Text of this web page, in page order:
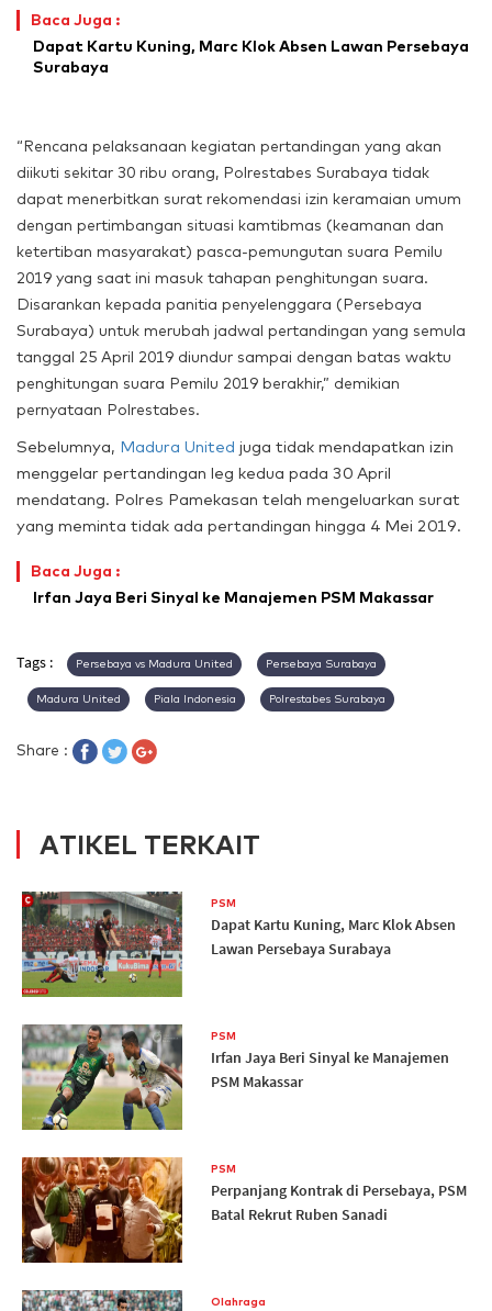
Baca Juga :
Dapat Kartu Kuning, Marc Klok Absen Lawan Persebaya
Surabaya
“Rencana pelaksanaan kegiatan pertandingan yang akan
diikuti sekitar 30 ribu orang, Polrestabes Surabaya tidak
dapat menerbitkan surat rekomendasi izin keramaian umum
dengan pertimbangan situasi kamtibmas (keamanan dan
ketertiban masyarakat) pasca-pemungutan suara Pemilu
2019 yang saat ini masuk tahapan penghitungan suara.
Disarankan kepada panitia penyelenggara (Persebaya
Surabaya) untuk merubah jadwal pertandingan yang semula
tanggal 25 April 2019 diundur sampai dengan batas waktu
penghitungan suara Pemilu 2019 berakhir,” demikian
pernyataan Polrestabes.
Sebelumnya, Madura United juga tidak mendapatkan izin
menggelar pertandingan leg kedua pada 30 April
mendatang. Polres Pamekasan telah mengeluarkan surat
yang meminta tidak ada pertandingan hingga 4 Mei 2019.
Baca Juga :
Irfan Jaya Beri Sinyal ke Manajemen PSM Makassar
Tags : Persebaya vs Madura United Persebaya Surabaya
Madura United Piala Indonesia Polrestabes Surabaya
Share :
ATIKEL TERKAIT
PSM
Dapat Kartu Kuning, Marc Klok Absen
Lawan Persebaya Surabaya
PSM
Irfan Jaya Beri Sinyal ke Manajemen
PSM Makassar
PSM
Perpanjang Kontrak di Persebaya, PSM
Batal Rekrut Ruben Sanadi
Olahraga